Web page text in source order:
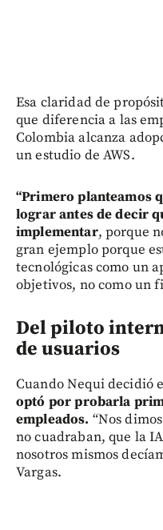
Esa claridad de
que diferencia a las
Colombia alcanza
un estudio de AWS.
“Primero planteamos
lograr antes de decir
implementar, porque
gran ejemplo porque
tecnológicas como un
objetivos, no como un
Del piloto
de usuarios
Cuando Nequi decidió
optó por probarla
empleados. “Nos
no cuadraban, que la
nosotros mismos
Vargas.